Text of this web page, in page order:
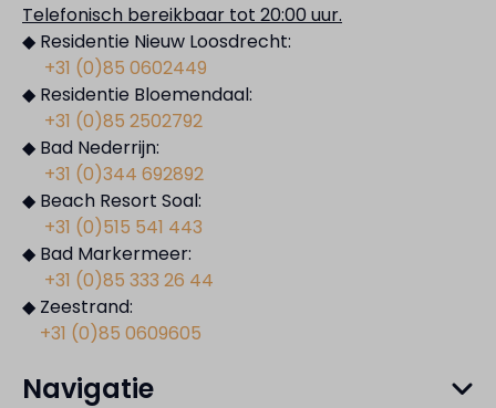
Telefonisch bereikbaar tot 20:00 uur.
◆ Residentie Nieuw Loosdrecht:
+31 (0)85 0602449
◆ Residentie Bloemendaal:
+31 (0)85 2502792
◆ Bad Nederrijn:
+31 (0)344 692892
◆ Beach Resort Soal:
+31 (0)515 541 443
◆ Bad Markermeer:
+31 (0)85 333 26 44
◆ Zeestrand:
+31 (0)85 0609605
Navigatie